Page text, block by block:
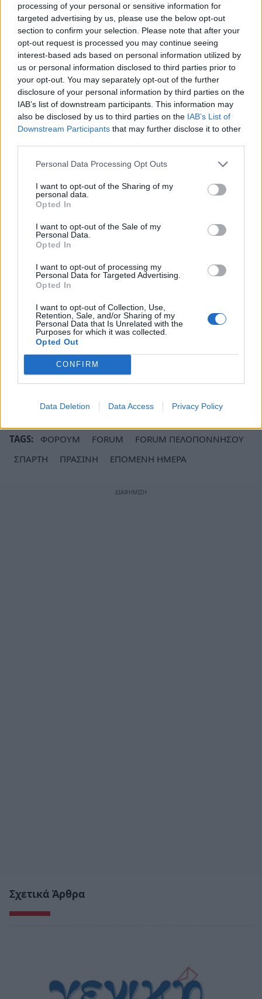
processing of your personal or sensitive information for
targeted advertising by us, please use the below opt-out
section to confirm your selection. Please note that after your
opt-out request is processed you may continue seeing
interest-based ads based on personal information utilized by
us or personal information disclosed to third parties prior to
your opt-out. You may separately opt-out of the further
disclosure of your personal information by third parties on the
IAB’s list of downstream participants. This information may
also be disclosed by us to third parties on the IAB’s List of
Downstream Participants that may further disclose it to other
Personal Data Processing Opt Outs
I want to opt-out of the Sharing of my
personal data.
Opted In
I want to opt-out of the Sale of my
Personal Data.
Opted In
I want to opt-out of processing my
Personal Data for Targeted Advertising.
Opted In
I want to opt-out of Collection, Use,
Retention, Sale, and/or Sharing of my
Personal Data that Is Unrelated with the
Purposes for which it was collected.
Opted Out
CONFIRM
Data Deletion Data Access Privacy Policy
Διαχείριση και Αξιοποίηση Ακίνητης
Περιουσίας ΟΤΑ - Realty Manager Ελλάδα
2.0
Κλιματική Αλλαγή, Βιώσιμη Οικονομική
και Περιφερειακή Ανάπτυξη στην
Πελοπόννησο
Περιφερειακή Ανάπτυξη και
Νησιωτικότητα
Πρόγραμμα Leader - Kαλές πρακτικές
«Προβλήματα στην ενεργειακή μετάβαση»
- (Συμπεράσματα της δράσης
«Ανθεκτικότητα, συμπερίληψη, και
ανάπτυξη: Προς μια δίκαιη πράσινη και
ψηφιακή μετάβαση των ελληνικών
περιφερειών» - JustReDI)
Διαχείριση Στερεών Αποβλήτων - Η
ανθεκτικότητα των ΣΔΙΤ
Σύνοψη - Συμπεράσματα Forum
Ακολουθήστε τοnotospress.gr
TAGS: ΦΟΡΟΥΜ FORUM
FORUM ΠΕΛΟΠΟΝΝΗΣΟΥ
ΣΠΑΡΤΗ
ΠΡΑΣΙΝΗ ΕΠΟΜΕΝΗ ΗΜΕΡΑ
Σχετικά Άρθρα